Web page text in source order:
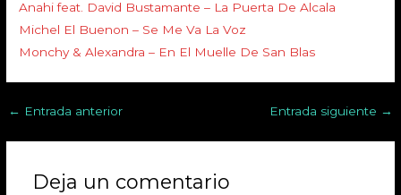
Anahi feat. David Bustamante – La Puerta De Alcala
Michel El Buenon – Se Me Va La Voz
Monchy & Alexandra – En El Muelle De San Blas
← Entrada anterior Entrada siguiente →
Deja un comentario